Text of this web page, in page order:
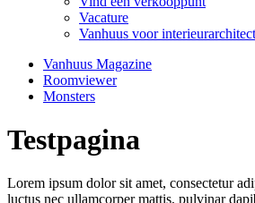
Vacature
Vanhuus voor
Vanhuus Magazine
Roomviewer
Monsters
Testpagina
Lorem ipsum dolor sit amet, consectetur
luctus nec ullamcorper mattis, pulvinar